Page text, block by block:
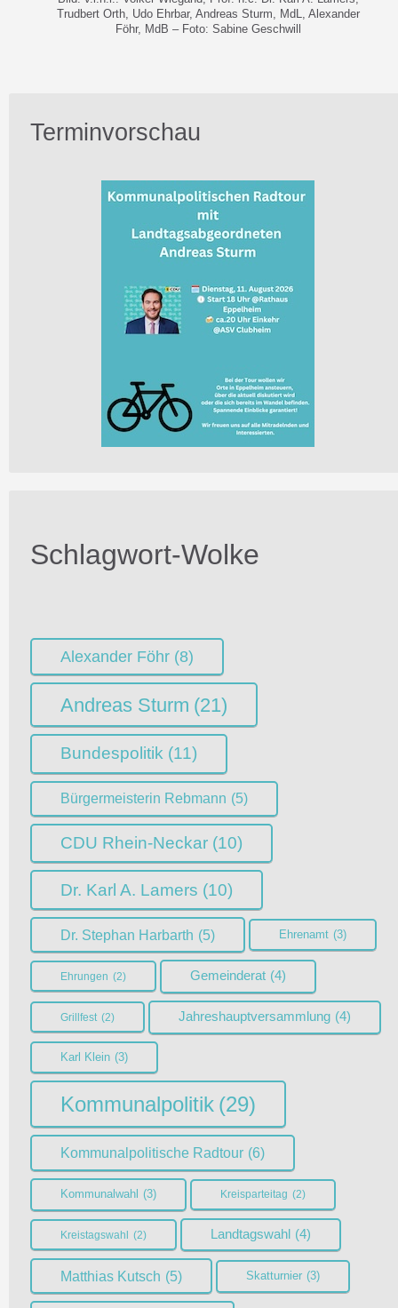
Trudbert Orth, Udo Ehrbar, Andreas Sturm, MdL, Alexander
Föhr, MdB – Foto: Sabine Geschwill
Terminvorschau
Schlagwort-Wolke
Alexander Föhr (8)
Andreas Sturm (21)
Bundespolitik (11)
Bürgermeisterin Rebmann (5)
CDU Rhein-Neckar (10)
Dr. Karl A. Lamers (10)
Dr. Stephan Harbarth (5) Ehrenamt (3)
Ehrungen (2) Gemeinderat (4)
Grillfest (2) Jahreshauptversammlung (4)
Karl Klein (3)
Kommunalpolitik (29)
Kommunalpolitische Radtour (6)
Kommunalwahl (3) Kreisparteitag (2)
Kreistagswahl (2) Landtagswahl (4)
Matthias Kutsch (5) Skatturnier (3)